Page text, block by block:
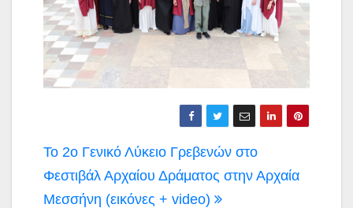
Πλοήγηση
άρθρων
Το 2ο Γενικό Λύκειο Γρεβενών στο
Φεστιβάλ Αρχαίου Δράματος στην Αρχαία
Μεσσήνη (εικόνες + video)